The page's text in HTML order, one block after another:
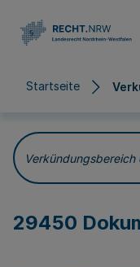
Startseite
Verkündungsbereich
29450